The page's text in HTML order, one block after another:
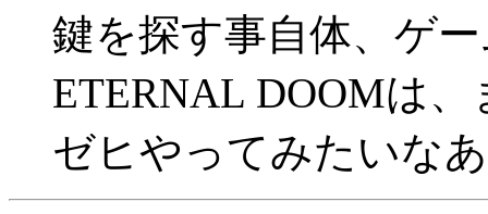
鍵を探す事自体、ゲ
ETERNAL DOOMは
ゼヒやってみたいな